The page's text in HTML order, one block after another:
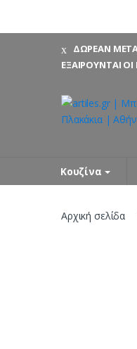
ΔΩΡΕΑΝ
ΕΞΑΙΡΟΥΝΤΑΙ
Κουζίνα
Αρχική σελίδα